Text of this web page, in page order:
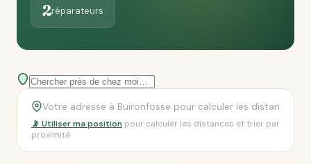
2réparateurs
📡 Utiliser ma position pour calculer les distances et trier par
proximité